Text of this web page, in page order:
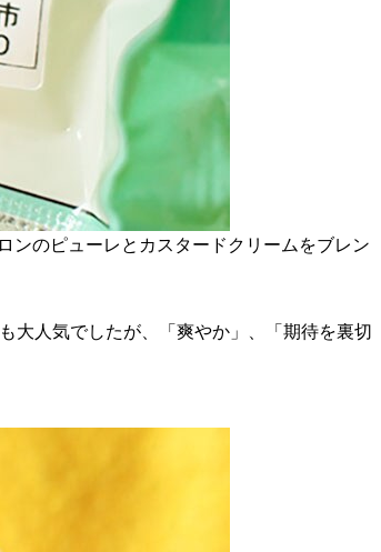
ンのピューレとカスタードクリームをブレン
大人気でしたが、「爽やか」、「期待を裏切